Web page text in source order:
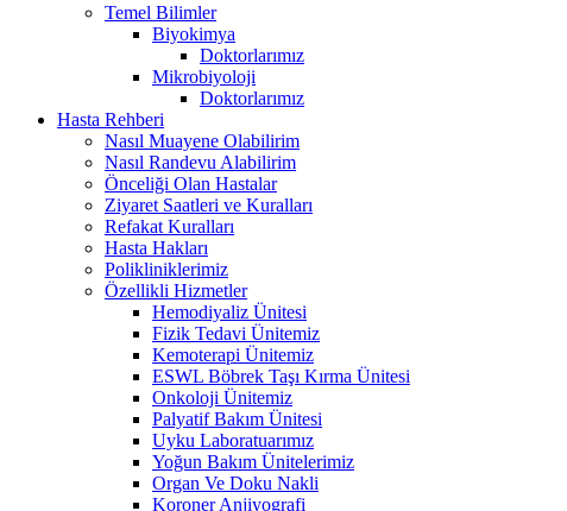
Temel Bilimler
Biyokimya
Doktorlarımız
Mikrobiyoloji
Doktorlarımız
Hasta Rehberi
Nasıl Muayene Olabilirim
Nasıl Randevu Alabilirim
Önceliği Olan Hastalar
Ziyaret Saatleri ve Kuralları
Refakat Kuralları
Hasta Hakları
Polikliniklerimiz
Özellikli Hizmetler
Hemodiyaliz Ünitesi
Fizik Tedavi Ünitemiz
Kemoterapi Ünitemiz
ESWL Böbrek Taşı Kırma Ünitesi
Onkoloji Ünitemiz
Palyatif Bakım Ünitesi
Uyku Laboratuarımız
Yoğun Bakım Ünitelerimiz
Organ Ve Doku Nakli
Koroner Anjiyografi